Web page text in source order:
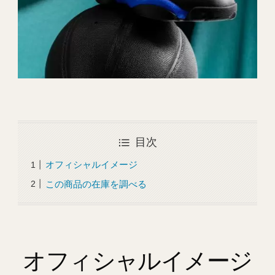
目次
オフィシャルイメージ
この商品の在庫を調べる
オフィシャルイメージ